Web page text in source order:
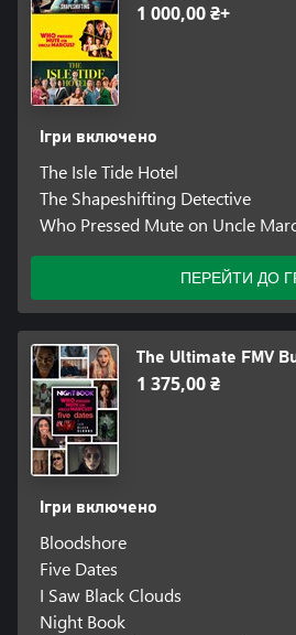
1 000,00 ₴+
Ігри включено
The Isle Tide Hotel
The Shapeshifting Detective
Who Pressed Mute on Uncle
ПЕРЕЙТИ ДО
The Ultimate FMV
1 375,00 ₴
Ігри включено
Bloodshore
Five Dates
I Saw Black Clouds
Night Book